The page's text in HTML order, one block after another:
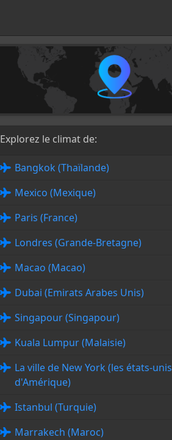
Explorez le climat de:
Bangkok (Thaïlande)
Mexico (Mexique)
Paris (France)
Londres (Grande-Bretagne)
Macao (Macao)
Dubai (Emirats Arabes Unis)
Singapour (Singapour)
Kuala Lumpur (Malaisie)
La ville de New York (les états-unis
d'Amérique)
Istanbul (Turquie)
Marrakech (Maroc)